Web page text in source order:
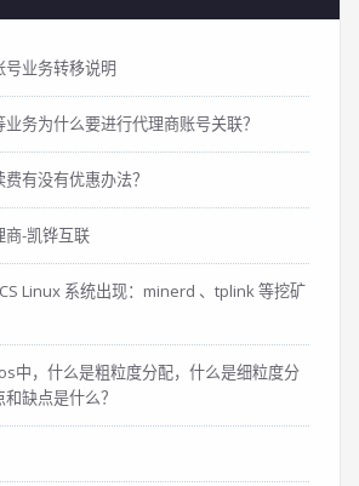
号业务转移说明
务为什么要进行代理商账号关联？
有没有优惠办法？
商-凯铧互联
Linux 系统出现：minerd 、tplink 等挖矿
中，什么是粗粒度分配，什么是细粒度分
缺点是什么？